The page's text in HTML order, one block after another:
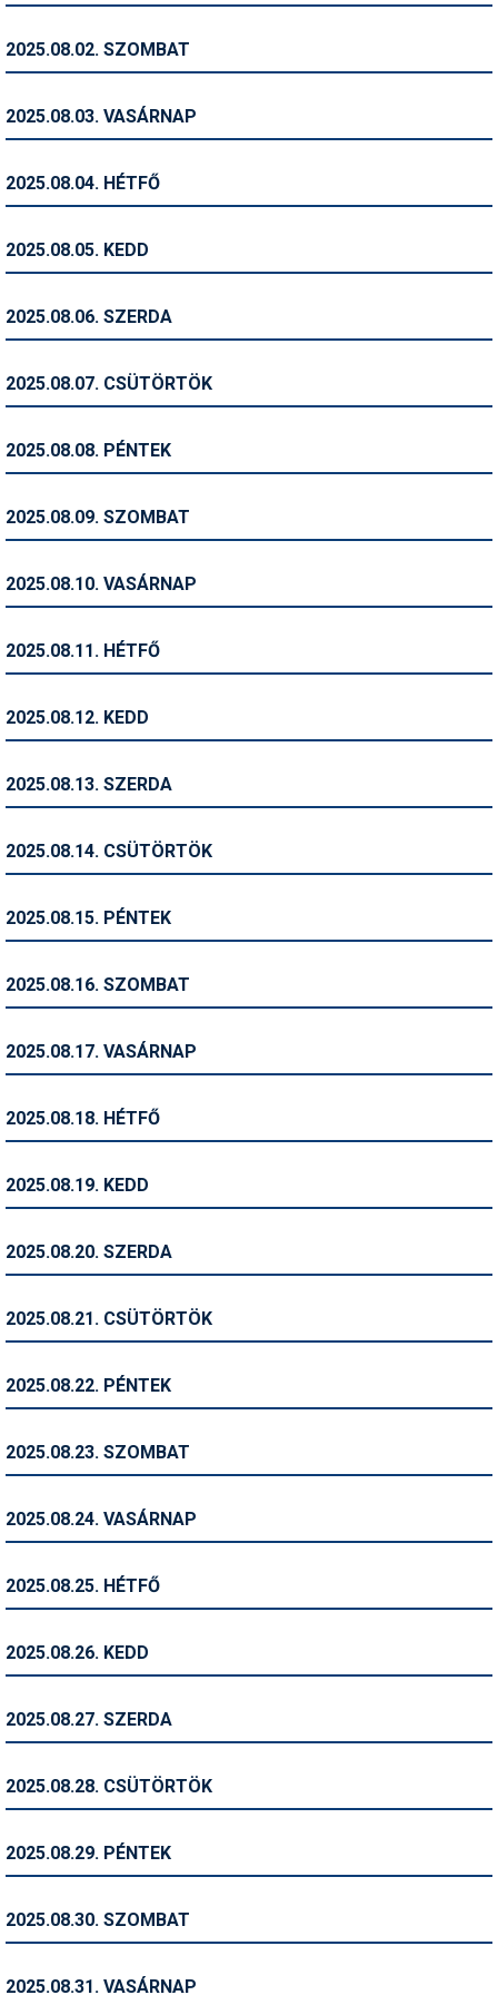
Ingatlan
Kerékpár
Magazinok
Pályázatok
Síbérletárak
Sífelszerelés
Símánia
Síszerviz
Snowboard
Szakértők
Telemark
Történelem
Utazási tippek
2025.08.02. SZOMBAT
2025.08.03. VASÁRNAP
2025.08.04. HÉTFŐ
2025.08.05. KEDD
2025.08.06. SZERDA
2025.08.07. CSÜTÖRTÖK
2025.08.08. PÉNTEK
2025.08.09. SZOMBAT
2025.08.10. VASÁRNAP
2025.08.11. HÉTFŐ
2025.08.12. KEDD
2025.08.13. SZERDA
2025.08.14. CSÜTÖRTÖK
2025.08.15. PÉNTEK
2025.08.16. SZOMBAT
2025.08.17. VASÁRNAP
2025.08.18. HÉTFŐ
2025.08.19. KEDD
2025.08.20. SZERDA
2025.08.21. CSÜTÖRTÖK
2025.08.22. PÉNTEK
2025.08.23. SZOMBAT
2025.08.24. VASÁRNAP
2025.08.25. HÉTFŐ
2025.08.26. KEDD
2025.08.27. SZERDA
2025.08.28. CSÜTÖRTÖK
2025.08.29. PÉNTEK
2025.08.30. SZOMBAT
2025.08.31. VASÁRNAP